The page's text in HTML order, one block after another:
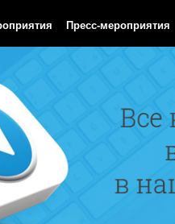
Пресс-мероприятия